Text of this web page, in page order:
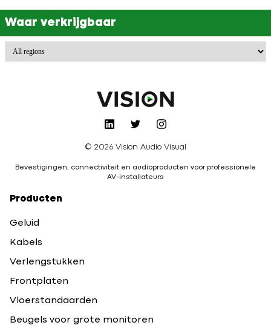
Waar verkrijgbaar
© 2026 Vision Audio Visual
Bevestigingen, connectiviteit en audioproducten voor professionele
AV-installateurs
Producten
Geluid
Kabels
Verlengstukken
Frontplaten
Vloerstandaarden
Beugels voor grote monitoren